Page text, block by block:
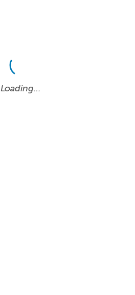
Loading…